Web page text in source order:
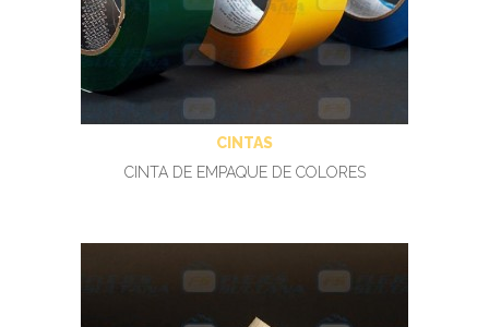
CINTAS
CINTA DE EMPAQUE DE COLORES